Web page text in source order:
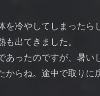
を冷やしてしまったら
出てきました。
あったのですが、暑い
からね。途中で取り